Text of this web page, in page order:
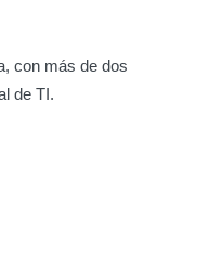
con más de dos
de TI.